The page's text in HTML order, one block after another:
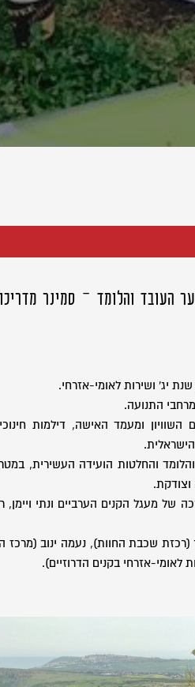
העובד והלומד – סמינר
יג' ושירות לאומי-אזרחי.
ומעמד האישה, דילמות
והלומד והחלטות הועידה העשירית,
וצודקת.
של מעגל הקנים הערביים ונתי
(רכזת שכבת החוות), נעמה ינוב (מרכז
אזרחי בקנים הדרוזיים).